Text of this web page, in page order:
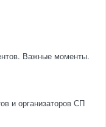
Важные моменты.
и организаторов СП